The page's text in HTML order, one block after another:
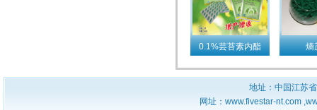
0.1%芸苔素内酯
熵
地址：中国江苏
网址：www.fivestar-nt.com